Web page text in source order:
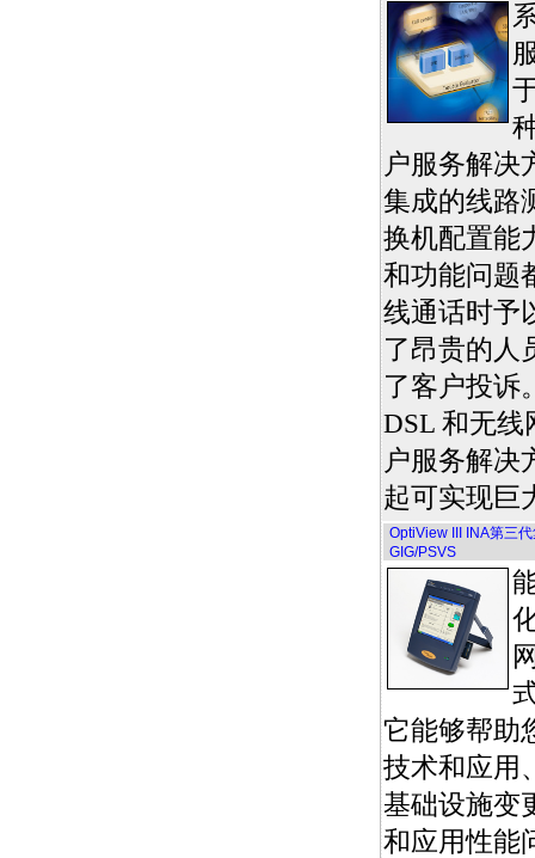
户服务解决
集成的线路
换机配置能
和功能问题
线通话时予
了昂贵的人
了客户投诉
DSL 和无线
户服务解决
起可实现巨
OptiView III INA第三
GIG/PSVS
它能够帮助
技术和应用
基础设施变
和应用性能